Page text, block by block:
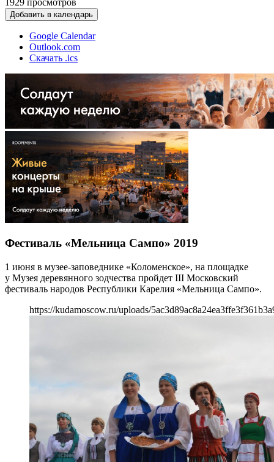
Добавить в календарь
Google Calendar
Outlook.com
Скачать .ics
Фестиваль «Мельница Сампо» 2019
1 июня в музее-заповеднике «Коломенское», на площадке
у Музея деревянного зодчества пройдет III Московский
фестиваль народов Республики Карелия «Мельница Сампо».
https://kudamoscow.ru/uploads/